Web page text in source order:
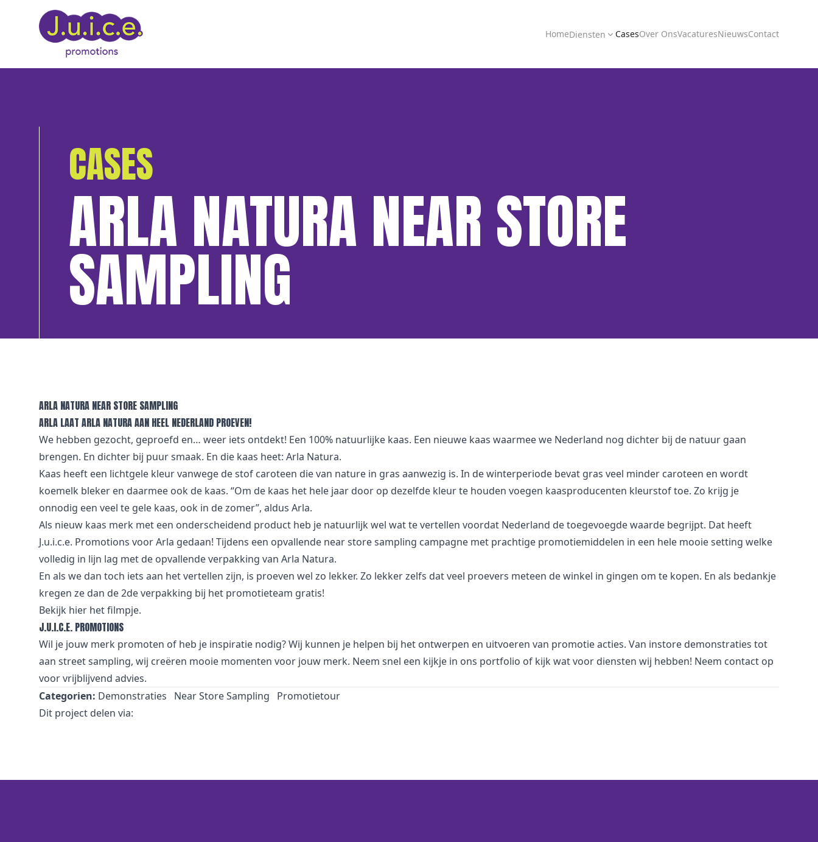
HomeDiensten CasesOver OnsVacaturesNieuwsContact
CASES
ARLA NATURA NEAR STORE
SAMPLING
ARLA NATURA NEAR STORE SAMPLING
ARLA LAAT ARLA NATURA AAN HEEL NEDERLAND PROEVEN!
We hebben gezocht, geproefd en… weer iets ontdekt! Een 100% natuurlijke kaas. Een nieuwe kaas waarmee we Nederland nog dichter bij de natuur gaan
brengen. En dichter bij puur smaak. En die kaas heet: Arla Natura.
Kaas heeft een lichtgele kleur vanwege de stof caroteen die van nature in gras aanwezig is. In de winterperiode bevat gras veel minder caroteen en wordt
koemelk bleker en daarmee ook de kaas. “Om de kaas het hele jaar door op dezelfde kleur te houden voegen kaasproducenten kleurstof toe. Zo krijg je
onnodig een veel te gele kaas, ook in de zomer”, aldus Arla.
Als nieuw kaas merk met een onderscheidend product heb je natuurlijk wel wat te vertellen voordat Nederland de toegevoegde waarde begrijpt. Dat heeft
J.u.i.c.e. Promotions voor Arla gedaan! Tijdens een opvallende near store sampling campagne met prachtige promotiemiddelen in een hele mooie setting welke
volledig in lijn lag met de opvallende verpakking van Arla Natura.
En als we dan toch iets aan het vertellen zijn, is proeven wel zo lekker. Zo lekker zelfs dat veel proevers meteen de winkel in gingen om te kopen. En als bedankje
kregen ze dan de 2de verpakking bij het promotieteam gratis!
Bekijk hier het filmpje.
J.U.I.C.E. PROMOTIONS
Wil je jouw merk promoten of heb je inspiratie nodig? Wij kunnen je helpen bij het ontwerpen en uitvoeren van promotie acties. Van instore demonstraties tot
aan street sampling, wij creëren mooie momenten voor jouw merk. Neem snel een kijkje in ons portfolio of kijk wat voor diensten wij hebben! Neem contact op
voor vrijblijvend advies.
Categorien: Demonstraties Near Store Sampling
Promotietour
Dit project delen via: